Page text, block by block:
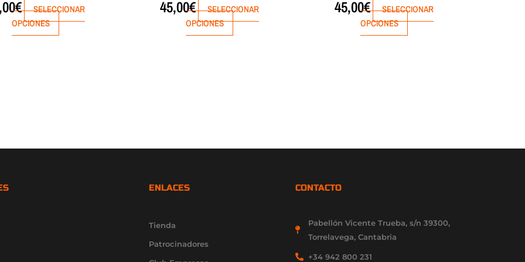
€
SELECCIONAR
OPCIONES
45,00€
SELECCIONAR
OPCIONES
45,00€
SELECCIONAR
OPCIONES
ENLACES
Tienda
Patrocinadores
CONTACTO
Pabellón Vicente Trueba, s/n 39300,
Torrelavega, Cantabria
+34 942 800 231